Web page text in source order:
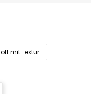
mit Textur